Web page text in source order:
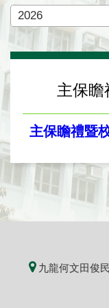
主保
主保瞻禮暨
九龍何文田俊